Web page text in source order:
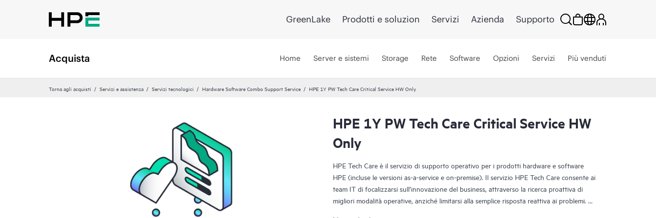
GreenLake Prodotti e soluzion Servizi Azienda Supporto
Acquista Home Server e sistemi Storage Rete Software Opzioni Servizi Più venduti
Torna agli acquisti Servizi e assistenza Servizi tecnologici Hardware Software Combo Support Service HPE 1Y PW Tech Care Critical Service HW Only
HPE 1Y PW Tech Care Critical Service HW
Only
HPE Tech Care è il servizio di supporto operativo per i prodotti hardware e software
HPE (incluse le versioni as-a-service e on-premise). Il servizio HPE Tech Care consente ai
team IT di focalizzarsi sull’innovazione del business, attraverso la ricerca proattiva di
migliori modalità operative, anziché limitarsi alla semplice risposta reattiva ai problemi.